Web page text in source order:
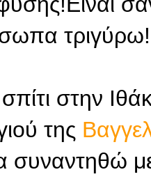
στην
της
συναντηθώ